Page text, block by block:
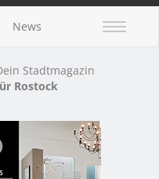
News
Stadtmagazin
Rostock